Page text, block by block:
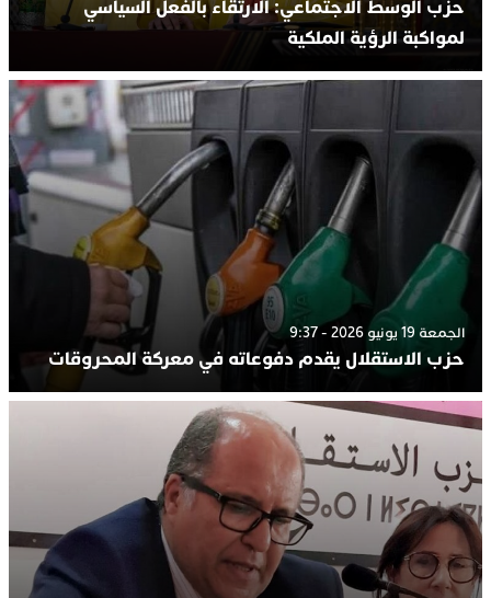
حزب الوسط الاجتماعي: الارتقاء بالفعل السياسي
لمواكبة الرؤية الملكية
الجمعة 19 يونيو 2026 - 9:37
حزب الاستقلال يقدم دفوعاته في معركة المحروقات